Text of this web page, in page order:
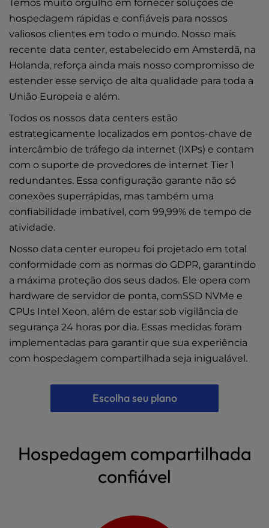
Temos muito orgulho em fornecer soluções de
hospedagem rápidas e confiáveis para nossos
valiosos clientes em todo o mundo. Nosso mais
recente data center, estabelecido em Amsterdã, na
Holanda, reforça ainda mais nosso compromisso de
estender esse serviço de alta qualidade para toda a
União Europeia e além.
Todos os nossos data centers estão
estrategicamente localizados em pontos-chave de
intercâmbio de tráfego da internet (IXPs) e contam
com o suporte de provedores de internet Tier 1
redundantes. Essa configuração garante não só
conexões superrápidas, mas também uma
confiabilidade imbatível, com 99,99% de tempo de
atividade.
Nosso data center europeu foi projetado em total
conformidade com as normas do GDPR, garantindo
a máxima proteção dos seus dados. Ele opera com
hardware de servidor de ponta, comSSD NVMe e
CPUs Intel Xeon, além de estar sob vigilância de
segurança 24 horas por dia. Essas medidas foram
implementadas para garantir que sua experiência
com hospedagem compartilhada seja inigualável.
Escolha seu plano
Hospedagem compartilhada
confiável